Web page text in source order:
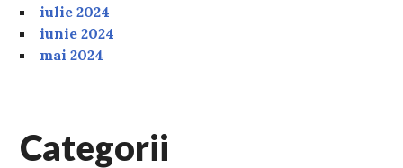
iulie 2024
iunie 2024
mai 2024
Categorii